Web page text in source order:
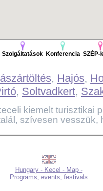
Szolgáltatások Konferencia SZÉP-
, Hajós,
, Soltvadkert,
kiemelt turisztikai
szívesen vesszük,
Hungary - Kecel - Map -
Programs, events, festivals